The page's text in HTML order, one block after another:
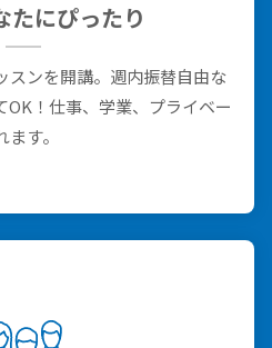
たにぴったり
スンを開講。週内振替自由な
OK！仕事、学業、プライベー
す。